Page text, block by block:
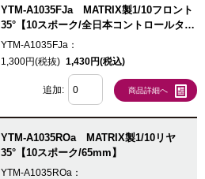
YTM-A1035FJa MATRIX製1/10フロント
35°【10スポーク/全日本コントロールタイ
ヤ/63mm】
YTM-A1035FJa：
1,300円(税抜) 1,430円(税込)
追加: 商品詳細へ
YTM-A1035ROa MATRIX製1/10リヤ
35°【10スポーク/65mm】
YTM-A1035ROa：